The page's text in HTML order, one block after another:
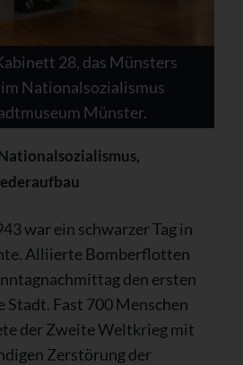
28, das Münsters
Nationalsozialismus
Münster.
war ein schwarzer Tag in
Alliierte Bomberflotten
den ersten
Stadt. Fast 700 Menschen
der Zweite Weltkrieg mit
Zerstörung der